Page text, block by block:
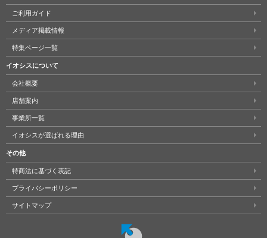
ご利用ガイド
メディア掲載情報
特集ページ一覧
イオシスについて
会社概要
店舗案内
事業所一覧
イオシスが選ばれる理由
その他
特商法に基づく表記
プライバシーポリシー
サイトマップ